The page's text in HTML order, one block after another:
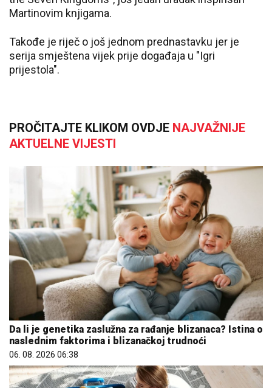
Martinovim knjigama.
Takođe je riječ o još jednom prednastavku jer je
serija smještena vijek prije događaja u "Igri
prijestola".
PROČITAJTE KLIKOM OVDJE NAJVAŽNIJE
AKTUELNE VIJESTI
Da li je genetika zaslužna za rađanje blizanaca? Istina o
naslednim faktorima i blizanačkoj trudnoći
06. 08. 2026 06:38